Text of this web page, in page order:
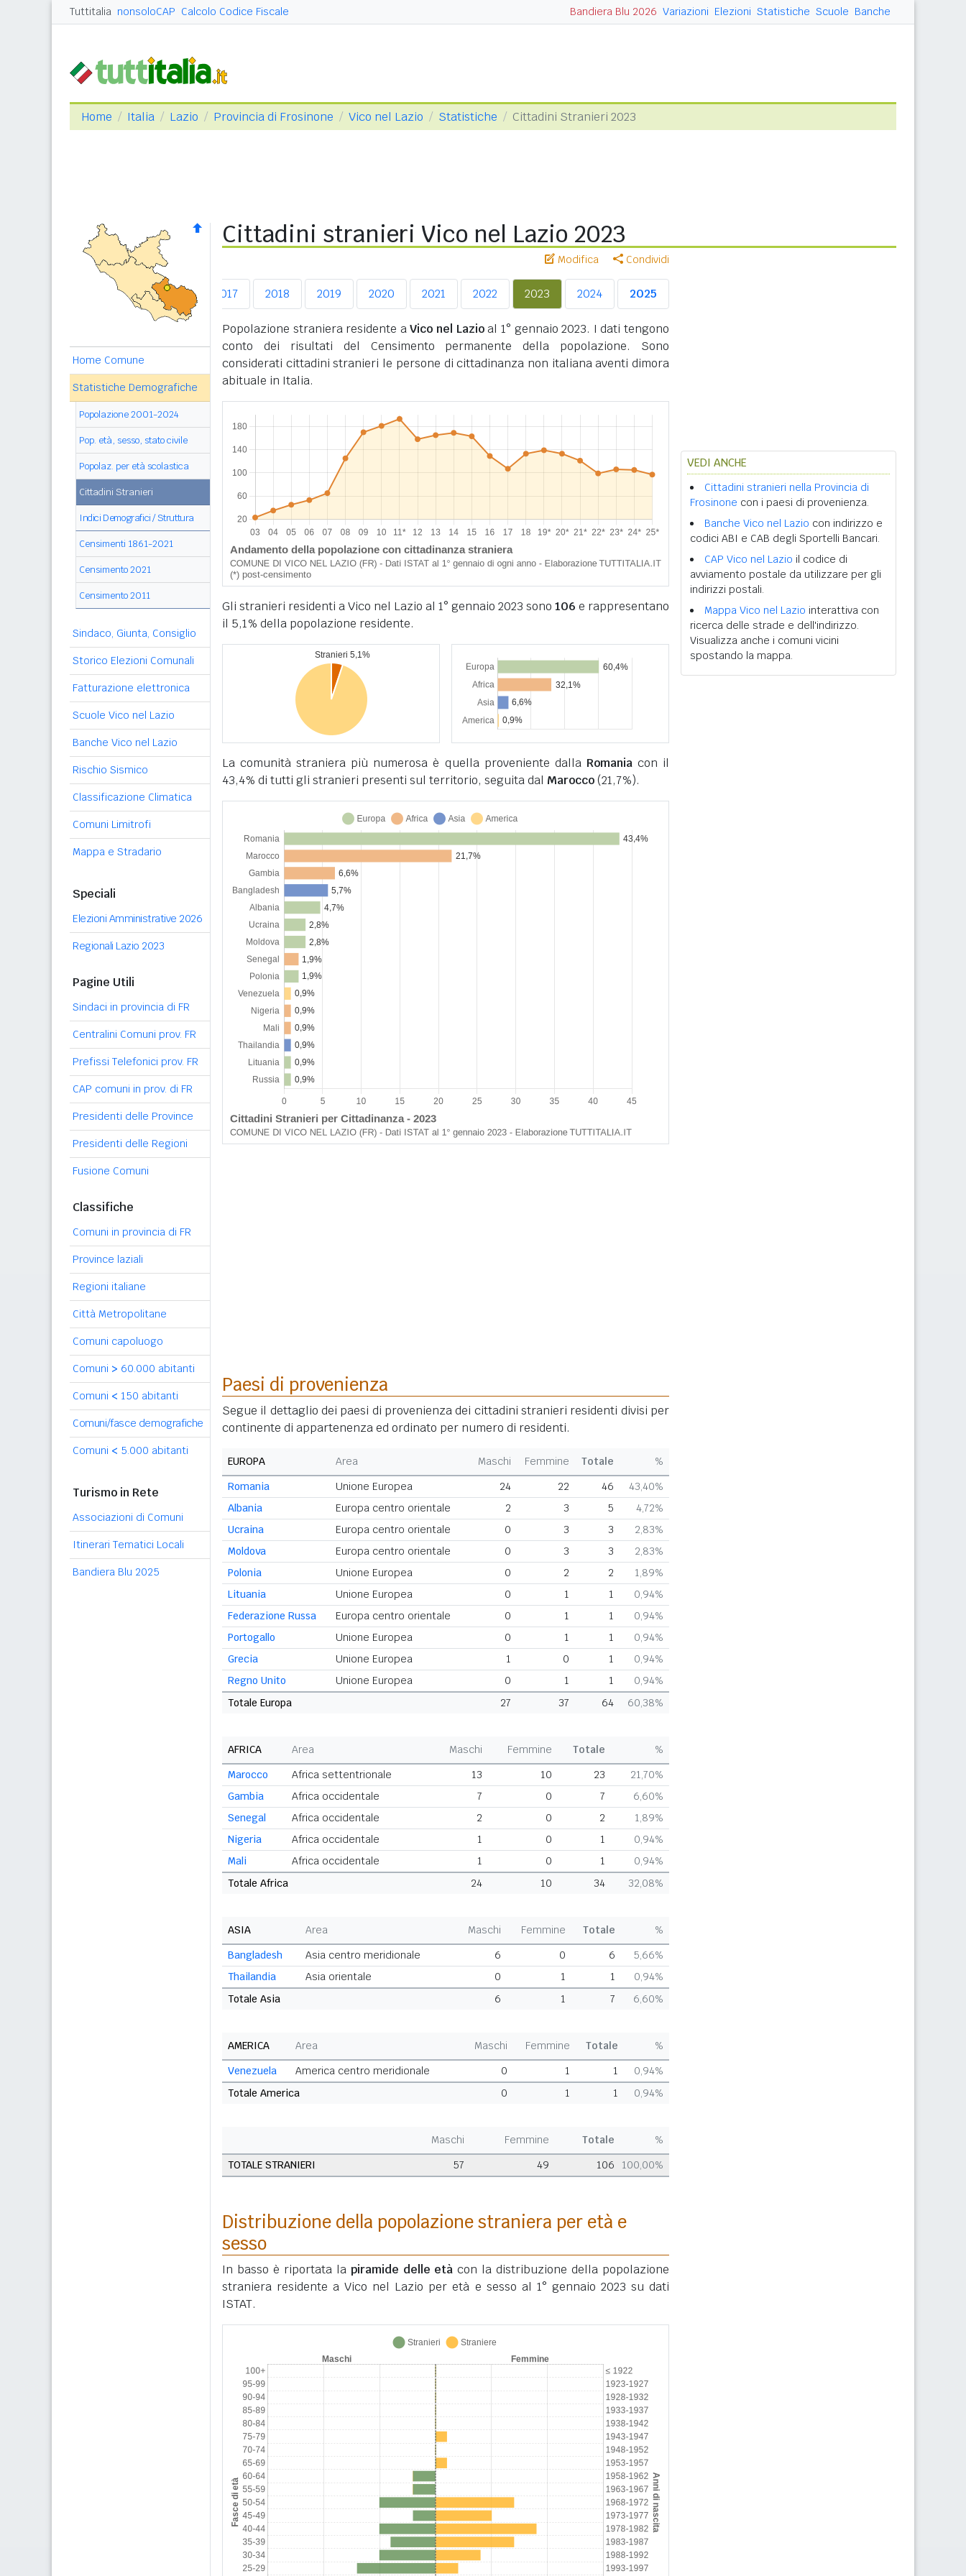
Tuttitalia nonsoloCAP Calcolo Codice Fiscale Bandiera Blu 2026 Variazioni Elezioni Statistiche Scuole Banche
Home Italia Lazio Provincia di Frosinone Vico nel Lazio Statistiche Cittadini Stranieri 2023
Home Comune
Statistiche Demografiche
Popolazione 2001-2024
Pop. età, sesso, stato civile
Popolaz. per età scolastica
Cittadini Stranieri
Indici Demografici / Struttura
Censimenti 1861-2021
Censimento 2021
Censimento 2011
Sindaco, Giunta, Consiglio
Storico Elezioni Comunali
Fatturazione elettronica
Scuole Vico nel Lazio
Banche Vico nel Lazio
Rischio Sismico
Classificazione Climatica
Comuni Limitrofi
Mappa e Stradario
Speciali
Elezioni Amministrative 2026
Regionali Lazio 2023
Pagine Utili
Sindaci in provincia di FR
Centralini Comuni prov. FR
Prefissi Telefonici prov. FR
CAP comuni in prov. di FR
Presidenti delle Province
Presidenti delle Regioni
Fusione Comuni
Classifiche
Comuni in provincia di FR
Province laziali
Regioni italiane
Città Metropolitane
Comuni capoluogo
Comuni > 60.000 abitanti
Comuni < 150 abitanti
Comuni/fasce demografiche
Comuni < 5.000 abitanti
Turismo in Rete
Associazioni di Comuni
Itinerari Tematici Locali
Bandiera Blu 2025
Cittadini stranieri Vico nel Lazio 2023
Modifica Condividi
2015 2016 2017 2018 2019 2020 2021 2022 2023 2024 2025
Popolazione straniera residente aVico nel Lazioal 1° gennaio 2023. I dati tengono
conto dei risultati del Censimento permanente della popolazione. Sono
considerati cittadini stranieri le persone di cittadinanza non italiana aventi dimora
abituale in Italia.
Gli stranieri residenti a Vico nel Lazio al 1° gennaio 2023 sono 106 e rappresentano
il 5,1% della popolazione residente.
La comunità straniera più numerosa è quella proveniente dalla Romaniacon il
43,4% di tutti gli stranieri presenti sul territorio, seguita dal Marocco(21,7%).
Paesi di provenienza
Segue il dettaglio dei paesi di provenienza dei cittadini stranieri residenti divisi per
continente di appartenenza ed ordinato per numero di residenti.
EUROPA Area Maschi Femmine Totale
%
Romania
Unione Europea 24 22 46
43,40%
Albania
Europa centro orientale 2 3 5
4,72%
Ucraina
Europa centro orientale 0 3 3
2,83%
Moldova
Europa centro orientale 0 3 3
2,83%
Polonia
Unione Europea 0 2 2
1,89%
Lituania
Unione Europea 0 1 1
0,94%
Federazione Russa
Europa centro orientale 0 1 1
0,94%
Portogallo
Unione Europea 0 1 1
0,94%
Grecia
Unione Europea 1 0 1
0,94%
Regno Unito
Unione Europea 0 1 1
0,94%
Totale Europa
27 37 64 60,38%
AFRICA Area Maschi Femmine Totale
%
Marocco
Africa settentrionale 13 10 23
21,70%
Gambia
Africa occidentale 7 0 7
6,60%
Senegal
Africa occidentale 2 0 2
1,89%
Nigeria
Africa occidentale 1 0 1
0,94%
Mali
Africa occidentale 1 0 1
0,94%
Totale Africa
24 10 34 32,08%
ASIA Area Maschi Femmine Totale
%
Bangladesh
Asia centro meridionale 6 0 6
5,66%
Thailandia
Asia orientale 0 1 1
0,94%
Totale Asia
6 1 7 6,60%
AMERICA Area Maschi Femmine Totale
%
Venezuela
America centro meridionale 0 1 1
0,94%
Totale America
0 1 1 0,94%
Maschi Femmine Totale
%
TOTALE STRANIERI
57 49 106 100,00%
Distribuzione della popolazione straniera per età e
sesso
In basso è riportata la piramide delle età con la distribuzione della popolazione
straniera residente a Vico nel Lazio per età e sesso al 1° gennaio 2023 su dati
ISTAT.
VEDI ANCHE
Cittadini stranieri nella Provincia di
Frosinone con i paesi di provenienza.
Banche Vico nel Lazio con indirizzo e
codici ABI e CAB degli Sportelli Bancari.
CAP Vico nel Lazio il codice di
avviamento postale da utilizzare per gli
indirizzi postali.
Mappa Vico nel Lazio interattiva con
ricerca delle strade e dell'indirizzo.
Visualizza anche i comuni vicini
spostando la mappa.